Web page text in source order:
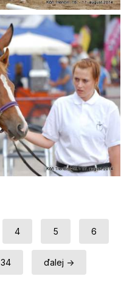
4 5 6
34 ďalej →